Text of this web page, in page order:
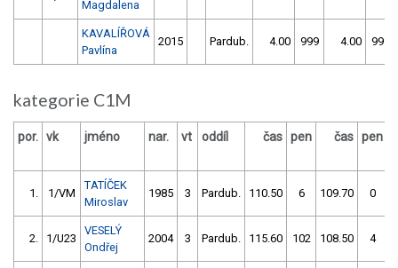
Magdalena
KAVALÍŘOVÁ
Pavlína
2015 Pardub. 4.00 999 4.00 999
kategorie C1M
por. vk jméno nar. vt oddíl čas pen čas pen
1. 1/VM
TATÍČEK
Miroslav
1985 3 Pardub. 110.50 6 109.70 0
2. 1/U23
VESELÝ
Ondřej
2004 3 Pardub. 115.60 102 108.50 4